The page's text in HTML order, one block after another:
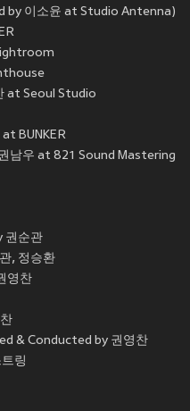
by 이소윤 at Studio Antenna)
at Seoul Studio
BUNKER
남우 at 821 Sound Mastering
권순관
, 정승환
영찬
& Conducted by 권영찬
링